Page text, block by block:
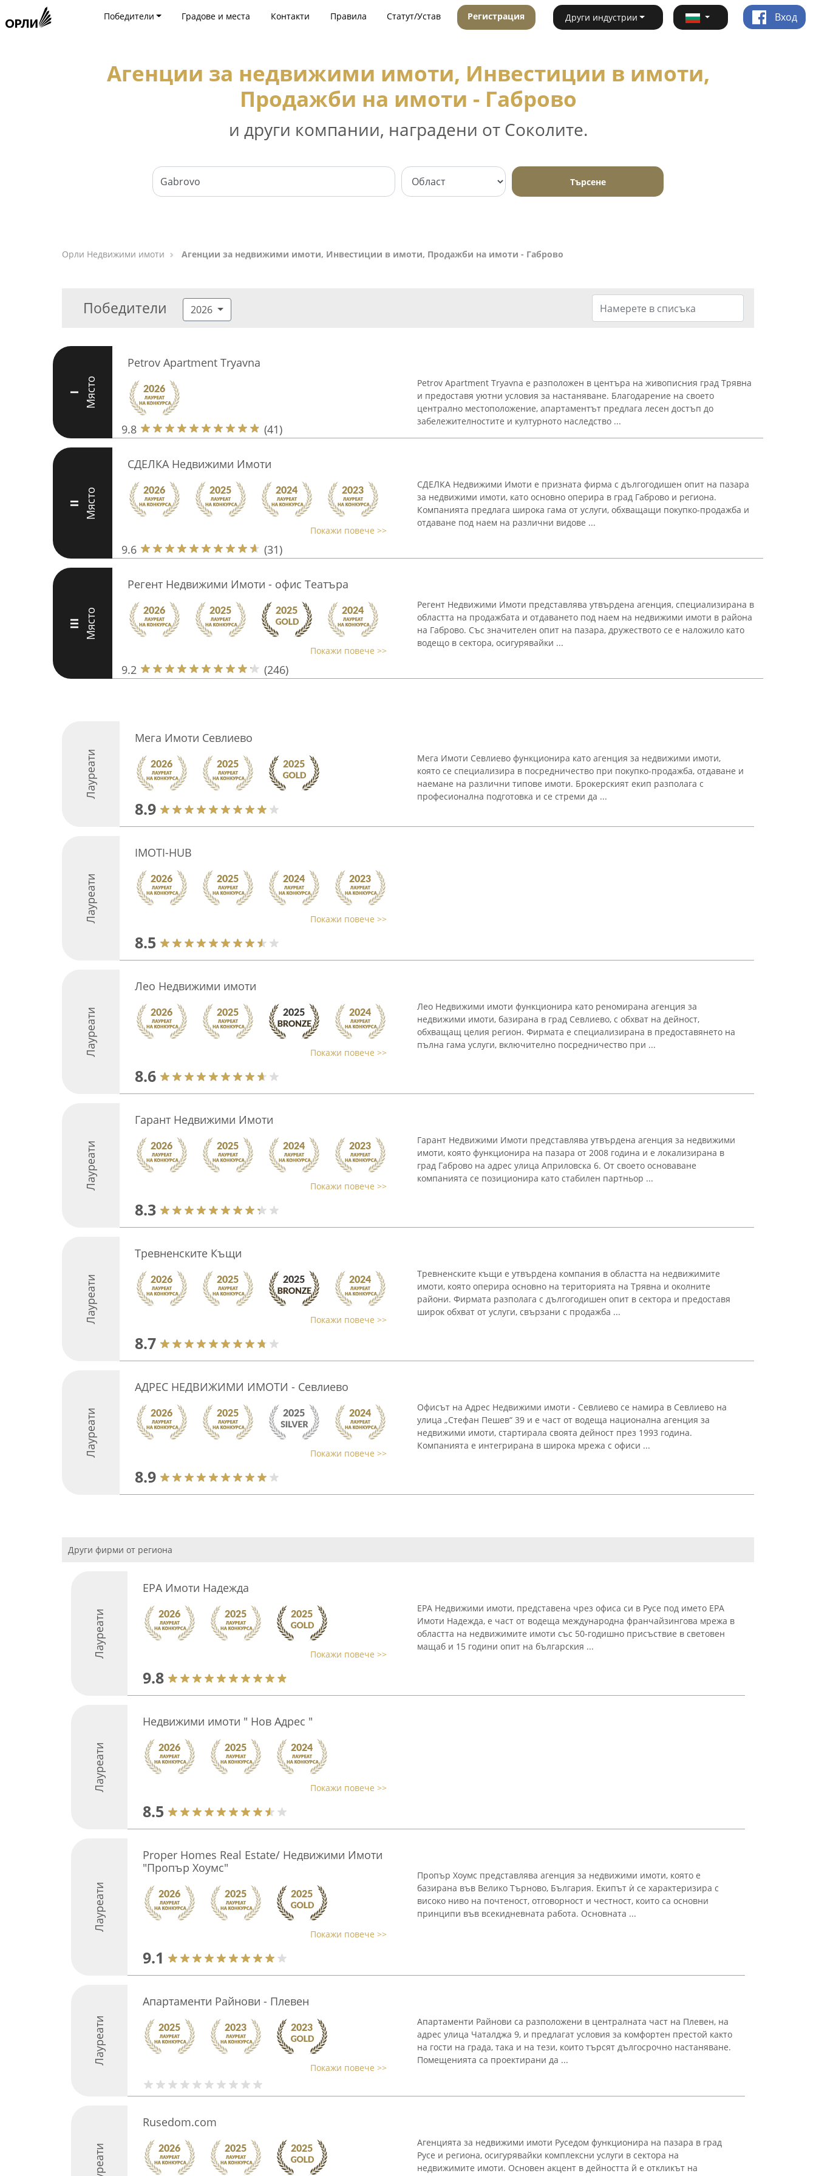
Победители Градове и места Контакти Правила Статут/Устав Регистрация Други индустрии Вход
Агенции за недвижими имоти, Инвестиции в имоти,
Продажби на имоти - Габрово
и други компании, наградени от Соколите.
Търсене
Орли Недвижими имоти Агенции за недвижими имоти, Инвестиции в имоти, Продажби на имоти - Габрово
Победители 2026
I Място
Petrov Apartment Tryavna
9.8 (41)
Petrov Apartment Tryavna е разположен в центъра на живописния град Трявна
и предоставя уютни условия за настаняване. Благодарение на своето
централно местоположение, апартаментът предлага лесен достъп до
забележителностите и културното наследство ...
II Място
СДЕЛКА Недвижими Имоти
Покажи повече >>
9.6 (31)
СДЕЛКА Недвижими Имоти е призната фирма с дългогодишен опит на пазара
за недвижими имоти, като основно оперира в град Габрово и региона.
Компанията предлага широка гама от услуги, обхващащи покупко-продажба и
отдаване под наем на различни видове ...
III Място
Регент Недвижими Имоти - офис Театъра
Покажи повече >>
9.2 (246)
Регент Недвижими Имоти представлява утвърдена агенция, специализирана в
областта на продажбата и отдаването под наем на недвижими имоти в района
на Габрово. Със значителен опит на пазара, дружеството се е наложило като
водещо в сектора, осигурявайки ...
Лауреати
Мега Имоти Севлиево
8.9
Мега Имоти Севлиево функционира като агенция за недвижими имоти,
която се специализира в посредничество при покупко-продажба, отдаване и
наемане на различни типове имоти. Брокерският екип разполага с
професионална подготовка и се стреми да ...
Лауреати
IMOTI-HUB
Покажи повече >>
8.5
Лауреати
Лео Недвижими имоти
Покажи повече >>
8.6
Лео Недвижими имоти функционира като реномирана агенция за
недвижими имоти, базирана в град Севлиево, с обхват на дейност,
обхващащ целия регион. Фирмата е специализирана в предоставянето на
пълна гама услуги, включително посредничество при ...
Лауреати
Гарант Недвижими Имоти
Покажи повече >>
8.3
Гарант Недвижими Имоти представлява утвърдена агенция за недвижими
имоти, която функционира на пазара от 2008 година и е локализирана в
град Габрово на адрес улица Априловска 6. От своето основаване
компанията се позиционира като стабилен партньор ...
Лауреати
Тревненските Къщи
Покажи повече >>
8.7
Тревненските къщи е утвърдена компания в областта на недвижимите
имоти, която оперира основно на територията на Трявна и околните
райони. Фирмата разполага с дългогодишен опит в сектора и предоставя
широк обхват от услуги, свързани с продажба ...
Лауреати
АДРЕС НЕДВИЖИМИ ИМОТИ - Севлиево
Покажи повече >>
8.9
Офисът на Адрес Недвижими имоти - Севлиево се намира в Севлиево на
улица „Стефан Пешев“ 39 и е част от водеща национална агенция за
недвижими имоти, стартирала своята дейност през 1993 година.
Компанията е интегрирана в широка мрежа с офиси ...
Други фирми от региона
Лауреати
ЕРА Имоти Надежда
Покажи повече >>
9.8
ЕРА Недвижими имоти, представена чрез офиса си в Русе под името ЕРА
Имоти Надежда, е част от водеща международна франчайзингова мрежа в
областта на недвижимите имоти със 50-годишно присъствие в световен
мащаб и 15 години опит на българския ...
Лауреати
Недвижими имоти " Нов Адрес "
Покажи повече >>
8.5
Лауреати
Proper Homes Real Estate/ Недвижими Имоти
"Пропър Хоумс"
Покажи повече >>
9.1
Пропър Хоумс представлява агенция за недвижими имоти, която е
базирана във Велико Търново, България. Екипът ѝ се характеризира с
високо ниво на почтеност, отговорност и честност, които са основни
принципи във всекидневната работа. Основната ...
Лауреати
Апартаменти Райнови - Плевен
Покажи повече >>
Апартаменти Райнови са разположени в централната част на Плевен, на
адрес улица Чаталджа 9, и предлагат условия за комфортен престой както
на гости на града, така и на тези, които търсят дългосрочно настаняване.
Помещенията са проектирани да ...
Rusedom.com
Агенцията за недвижими имоти Руседом функционира на пазара в град
Русе и региона, осигурявайки комплексни услуги в сектора на
недвижимите имоти. Основен акцент в дейността й е откликът на